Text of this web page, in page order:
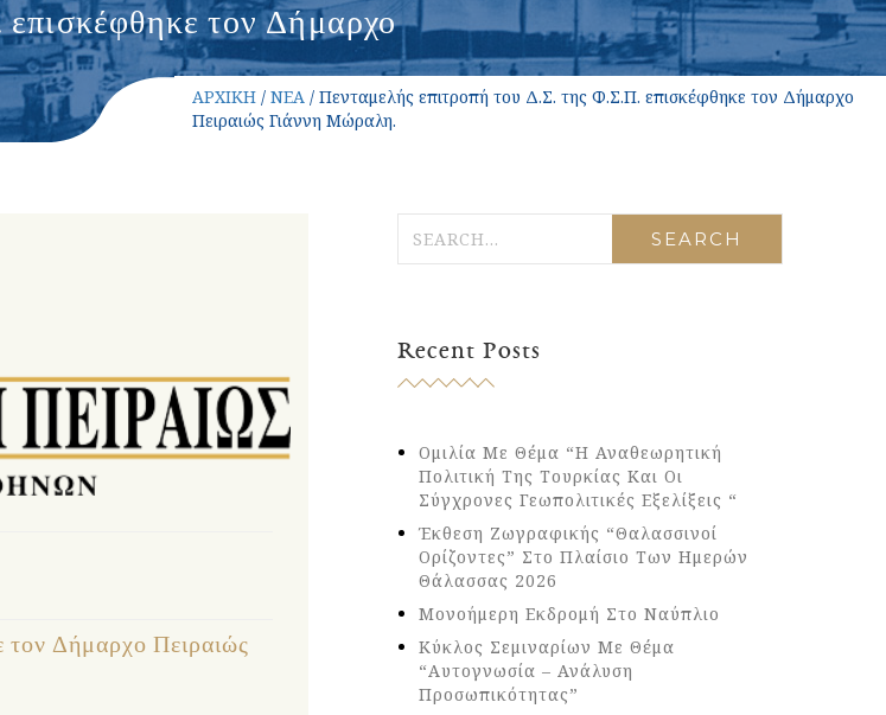
τον Δήμαρχο
ΑΡΧΙΚΗ / ΝΕΑ / Πενταμελής επιτροπή του Δ.Σ. της Φ.Σ.Π. επισκέφθηκε τον Δήμαρχο
Πειραιώς Γιάννη Μώραλη.
Δήμαρχο Πειραιώς
Recent Posts
Ομιλία Με Θέμα “Η Αναθεωρητική
Πολιτική Της Τουρκίας Και Οι
Σύγχρονες Γεωπολιτικές Εξελίξεις “
Έκθεση Ζωγραφικής “Θαλασσινοί
Ορίζοντες” Στο Πλαίσιο Των Ημερών
Θάλασσας 2026
Μονοήμερη Εκδρομή Στο Ναύπλιο
Κύκλος Σεμιναρίων Με Θέμα
“Αυτογνωσία – Ανάλυση
Προσωπικότητας”